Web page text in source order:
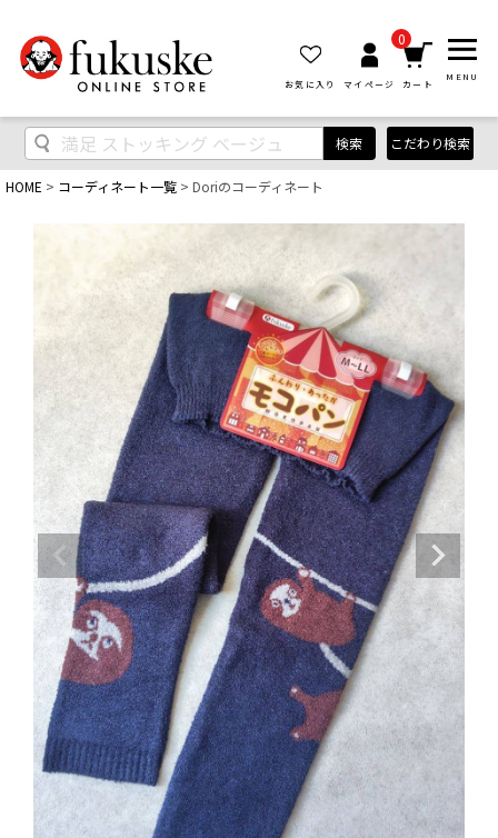
お気に入り マイページ
0
カート
MENU
検索 こだわり検索
HOME コーディネート一覧 Doriのコーディネート